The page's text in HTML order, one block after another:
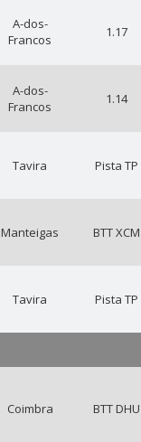
A-dos-
Francos
1.17
A-dos-
Francos
1.14
Tavira Pista TP
Manteigas BTT XCM
Tavira Pista TP
Coimbra BTT DHU